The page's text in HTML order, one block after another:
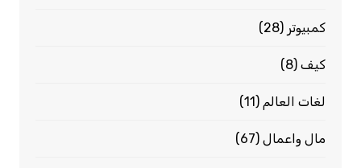
كمبيوتر (28)
كيف(8)
لغات العالم (11)
مال واعمال(67)